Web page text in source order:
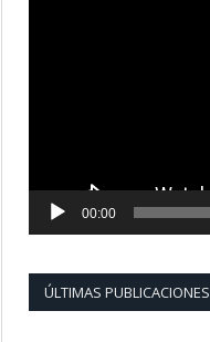
00:00
ÚLTIMAS PUBLICACIONES